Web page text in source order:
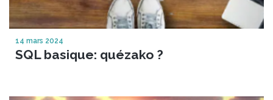
14 mars 2024
SQL basique: quézako ?